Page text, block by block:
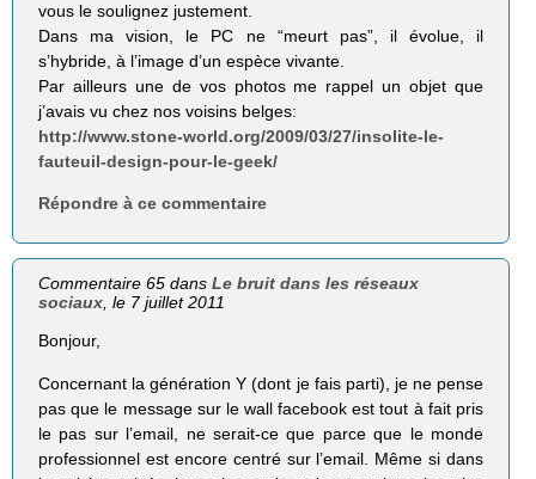
vous le soulignez justement.
Dans ma vision, le PC ne “meurt pas”, il évolue, il
s’hybride, à l’image d’un espèce vivante.
Par ailleurs une de vos photos me rappel un objet que
j’avais vu chez nos voisins belges:
http://www.stone-world.org/2009/03/27/insolite-le-
fauteuil-design-pour-le-geek/
Répondre à ce commentaire
Commentaire 65 dansLe bruit dans les réseaux
sociaux, le 7 juillet 2011
Bonjour,
Concernant la génération Y (dont je fais parti), je ne pense
pas que le message sur le wall facebook est tout à fait pris
le pas sur l’email, ne serait-ce que parce que le monde
professionnel est encore centré sur l’email. Même si dans